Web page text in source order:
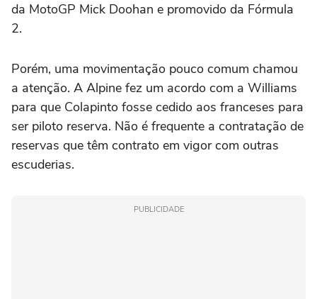
da MotoGP Mick Doohan e promovido da Fórmula
2.
Porém, uma movimentação pouco comum chamou
a atenção. A Alpine fez um acordo com a Williams
para que Colapinto fosse cedido aos franceses para
ser piloto reserva. Não é frequente a contratação de
reservas que têm contrato em vigor com outras
escuderias.
PUBLICIDADE